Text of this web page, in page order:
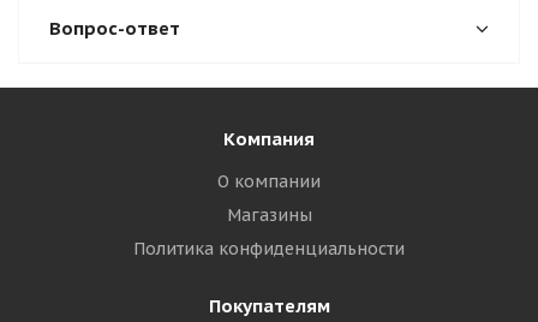
Вопрос-ответ
Компания
О компании
Магазины
Политика конфиденциальности
Покупателям